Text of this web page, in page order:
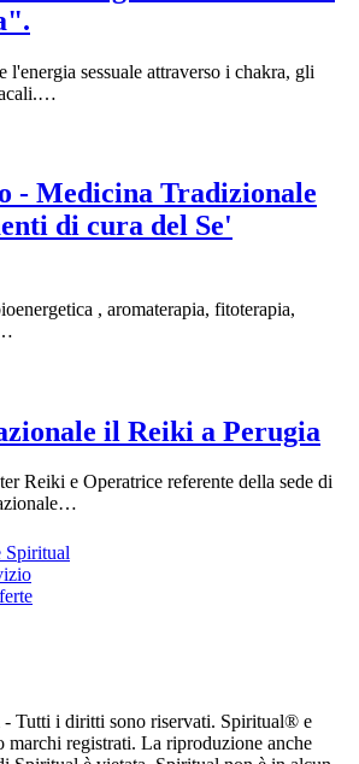
l'energia sessuale attraverso i chakra, gli
- Medicina Tradizionale
di cura del Se'
, aromaterapia, fitoterapia,
il Reiki a Perugia
Reiki e Operatrice referente della sede di
Spiritual
Tutti i diritti sono riservati. Spiritual® e
marchi registrati. La riproduzione anche